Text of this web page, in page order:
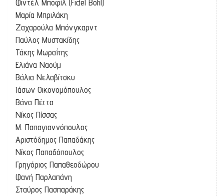
Φιντέλ Μποφίλ (Fidel Bofil)
Μαρία Μπριλάκη
Ζαχαρούλα Μπόνγκαρντ
Παύλος Μυστακίδης
Τάκης Μωραΐτης
Ελιάνα Ναούμ
Βάλια Νελαβίτσκυ
Ιάσων Οικονομόπουλος
Βάνα Πέττα
Νίκος Πίσσας
Μ. Παπαγιαννόπουλος
Αριστόδημος Παπαδάκης
Νίκος Παπαδόπουλος
Γρηγόριος Παπαθεοδώρου
Φανή Παρλαπάνη
Σταύρος Πασπαράκης